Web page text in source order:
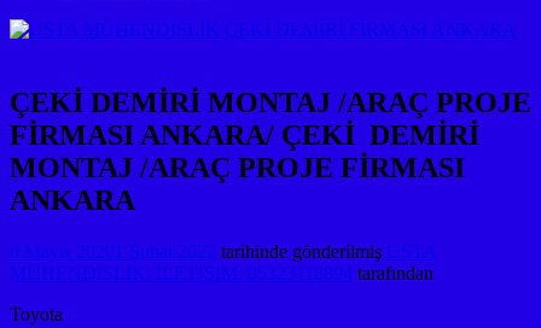
ÇEKİ DEMİRİ MONTAJ /ARAÇ PROJE
FİRMASI ANKARA/ ÇEKİ DEMİRİ
MONTAJ /ARAÇ PROJE FİRMASI
ANKARA
6 Mayıs 2020 1 Şubat 2022 tarihinde gönderilmiş USTA
MÜHENDİSLİK: İLETİŞİM: 05323118894 tarafından
Toyota